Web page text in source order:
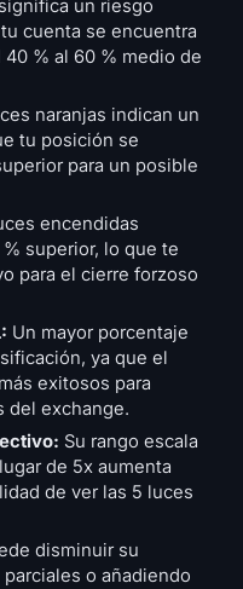
un riesgo
cuenta se encuentra
% al 60 % medio de
naranjas indican un
tu posición se
para un posible
encendidas
superior, lo que te
para el cierre forzoso
Un mayor porcentaje
ya que el
exitosos para
del exchange.
Su rango escala
de 5x aumenta
de ver las 5 luces
disminuir su
o añadiendo